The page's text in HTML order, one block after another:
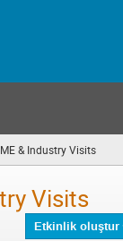
& Industry Visits
are
Visits
Etkinlik oluştur